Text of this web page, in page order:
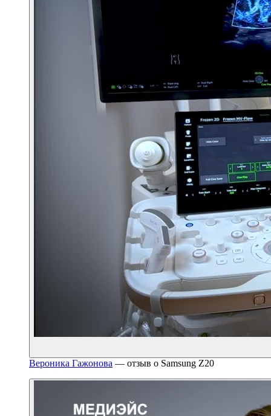
Вероника Гажонова — отзыв о Samsung Z20